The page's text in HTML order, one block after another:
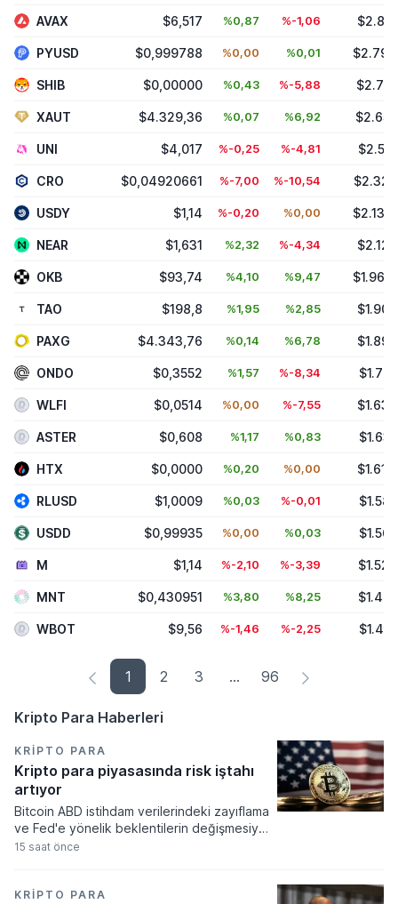
AVAX $6,517 %0,87 %-1,06
PYUSD $0,999788 %0,00 %0,01
SHIB $0,00000 %0,43 %-5,88
XAUT $4.329,36 %0,07 %6,92
UNI $4,017 %-0,25 %-4,81
CRO $0,04920661 %-7,00 %-10,54
USDY $1,14 %-0,20 %0,00
NEAR $1,631 %2,32 %-4,34
OKB $93,74 %4,10 %9,47
TAO $198,8 %1,95 %2,85
PAXG $4.343,76 %0,14 %6,78
ONDO $0,3552 %1,57 %-8,34
WLFI $0,0514 %0,00 %-7,55
ASTER $0,608 %1,17 %0,83
HTX $0,0000 %0,20 %0,00
RLUSD $1,0009 %0,03 %-0,01
USDD $0,99935 %0,00 %0,03
M $1,14 %-2,10 %-3,39
MNT $0,430951 %3,80 %8,25
WBOT $9,56 %-1,46 %-2,25
1 2 3 ... 96
Kripto Para Haberleri
KRIPTO PARA
Kripto para piyasasında risk iştahı
artıyor
Bitcoin ABD istihdam verilerindeki zayıflama
ve Fed'e yönelik beklentilerin değişmesiyle
haftayı yükselişle kapattı. Kripto para
açıklanacak enflasyon rakamlarına ve
15 saat önce
KRIPTO PARA